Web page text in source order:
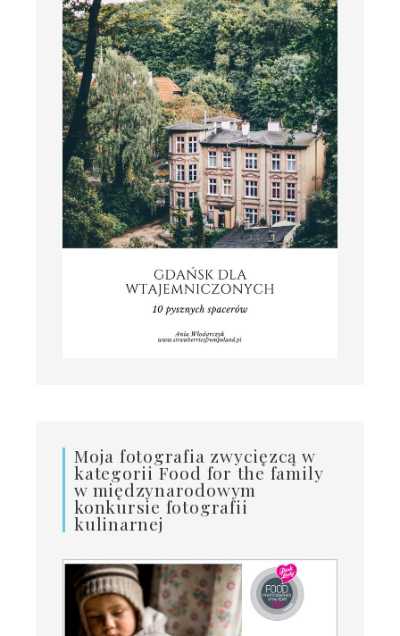
Moja fotografia zwycięzcą w
kategorii Food for the family
w międzynarodowym
konkursie fotografii
kulinarnej